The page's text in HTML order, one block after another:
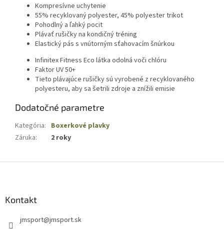
Kompresívne uchytenie
55% recyklovaný polyester, 45% polyester trikot
Pohodlný a ľahký pocit
Plávať rušičky na kondičný tréning
Elastický pás s vnútorným sťahovacím šnúrkou
Infinitex Fitness Eco látka odolná voči chlóru
Faktor UV 50+
Tieto plávajúce rušičky sú vyrobené z recyklovaného
polyesteru, aby sa šetrili zdroje a znížili emisie
Dodatočné parametre
Kategória: Boxerkové plavky
Záruka: 2 roky
Kontakt
jmsport@jmsport.sk